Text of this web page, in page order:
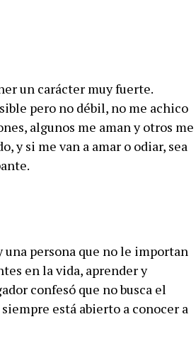
un carácter muy fuerte.
pero no débil, no me achico
algunos me aman y otros me
y si me van a amar o odiar, sea
persona que no le importan
en la vida, aprender y
confesó que no busca el
está abierto a conocer a